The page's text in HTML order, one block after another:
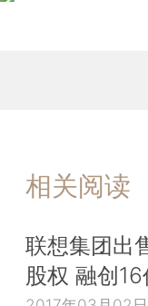
相关阅读
联想集团出
股权 融创